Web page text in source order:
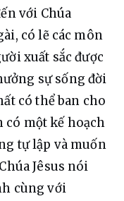
với Chúa
có lẽ các môn
xuất sắc được
sự sống đời
có thể ban cho
một kế hoạch
tự lập và muốn
Jêsus nói
cùng với